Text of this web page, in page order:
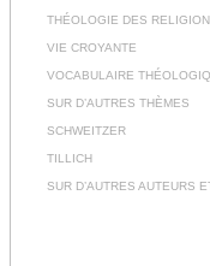
THÉOLOGIE DES
VIE CROYANTE
VOCABULAIRE
SUR D’AUTRES THÈMES
SCHWEITZER
TILLICH
SUR D’AUTRES AUTEURS